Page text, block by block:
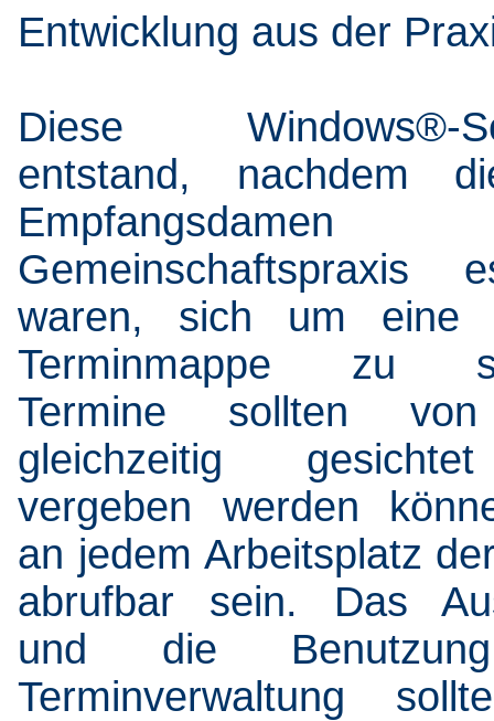
Entwicklung aus der
Diese Windows®-
entstand, nachdem
Empfangsdamen
Gemeinschaftspraxis
waren, sich um eine
Terminmappe zu
Termine sollten
gleichzeitig
vergeben werden
an jedem Arbeitsplatz
abrufbar sein. Das
und die
Terminverwaltung